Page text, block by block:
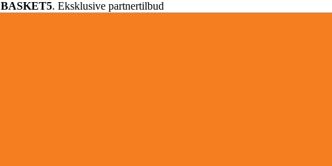
BASKET5. Eksklusive partnertilbud